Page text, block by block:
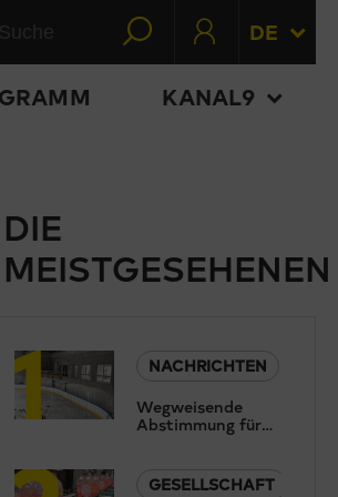
DE
KANAL9
DIE
MEISTGESEHENEN
1
NACHRICHTEN
Wegweisende
Abstimmung für
die Saastalhalle:
Bevölkerung das
GESELLSCHAFT